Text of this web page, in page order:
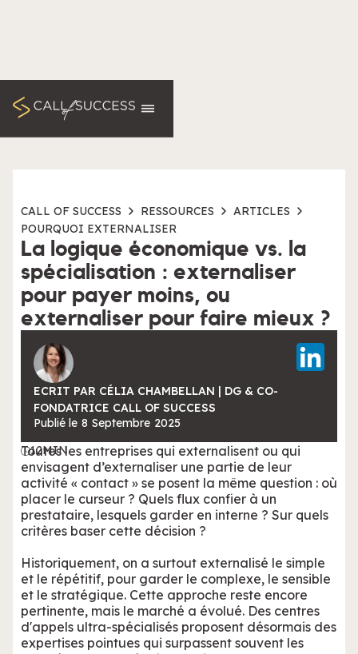
CALL OF SUCCESS RESSOURCES
ARTICLES
POURQUOI EXTERNALISER
La logique économique vs. la
spécialisation : externaliser
pour payer moins, ou
externaliser pour faire mieux ?
ECRIT PAR CÉLIA CHAMBELLAN | DG & CO-
FONDATRICE CALL OF SUCCESS
Publié le 8 Septembre 2025
12MIN
Toutes les entreprises qui externalisent ou qui
envisagent d’externaliser une partie de leur
activité « contact » se posent la même question : où
placer le curseur ? Quels flux confier à un
prestataire, lesquels garder en interne ? Sur quels
critères baser cette décision ?
Historiquement, on a surtout externalisé le simple
et le répétitif, pour garder le complexe, le sensible
et le stratégique. Cette approche reste encore
pertinente, mais le marché a évolué. Des centres
d'appels ultra-spécialisés proposent désormais des
expertises pointues qui surpassent souvent les